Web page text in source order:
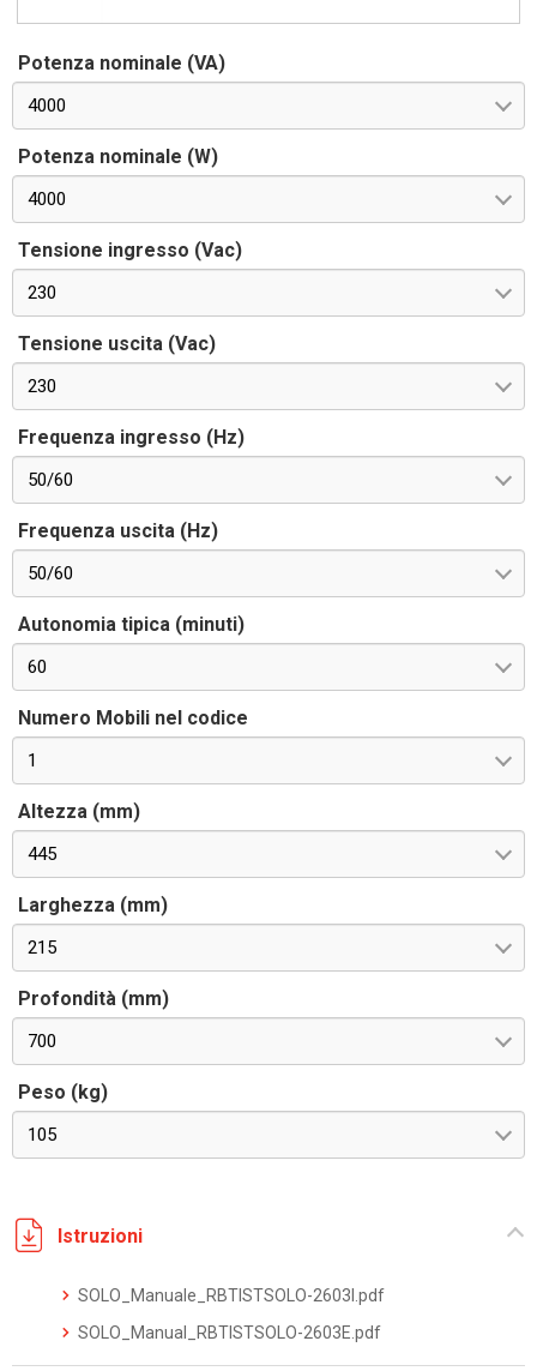
Potenza nominale (VA)
4000
Potenza nominale (W)
4000
Tensione ingresso (Vac)
230
Tensione uscita (Vac)
230
Frequenza ingresso (Hz)
50/60
Frequenza uscita (Hz)
50/60
Autonomia tipica (minuti)
60
Numero Mobili nel codice
1
Altezza (mm)
445
Larghezza (mm)
215
Profondità (mm)
700
Peso (kg)
105
Istruzioni
SOLO_Manuale_RBTISTSOLO-2603I.pdf
SOLO_Manual_RBTISTSOLO-2603E.pdf